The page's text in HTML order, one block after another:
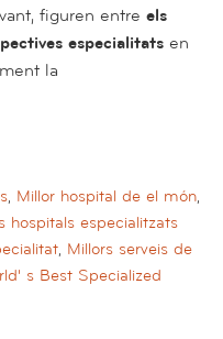
figuren entre els
especialitats en
la
, Millor hospital de el món,
hospitals especialitzats
, Millors serveis de
s Best Specialized